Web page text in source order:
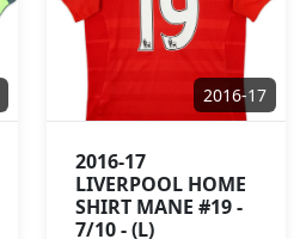
2016-17
2016-17
LIVERPOOL HOME
SHIRT MANE #19 -
7/10 - (L)